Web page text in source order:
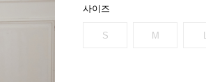
사이즈
S M